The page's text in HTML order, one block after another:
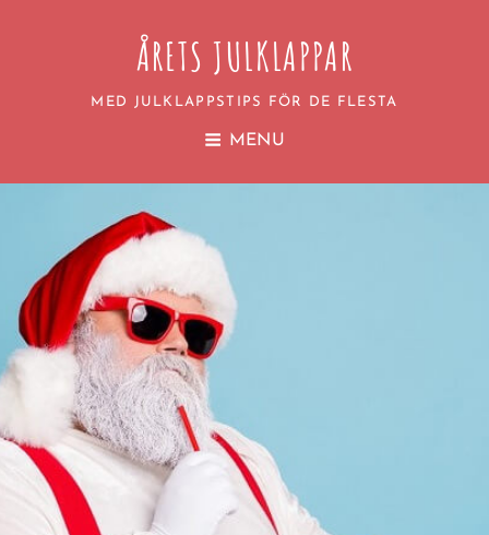
ÅRETS JULKLAPPAR
MED JULKLAPPSTIPS FÖR DE FLESTA
MENU